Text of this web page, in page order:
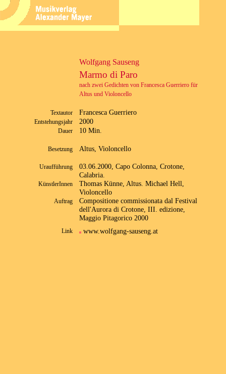
Wolfgang Sauseng
Marmo di Paro
nach zwei Gedichten von Francesca Guerriero für
Altus und Violoncello
Textautor Francesca Guerriero
Entstehungsjahr 2000
Dauer 10 Min.
Besetzung Altus, Violoncello
Uraufführung
03.06.2000, Capo Colonna, Crotone,
Calabria.
KünstlerInnen
Thomas Künne, Altus. Michael Hell,
Violoncello
Auftrag
Compositione commissionata dal Festival
dell'Aurora di Crotone, III. edizione,
Maggio Pitagorico 2000
Link www.wolfgang-sauseng.at